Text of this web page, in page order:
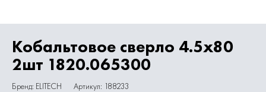
Кобальтовое сверло 4.5х80
2шт 1820.065300
Бренд: ELITECH Артикул: 188233